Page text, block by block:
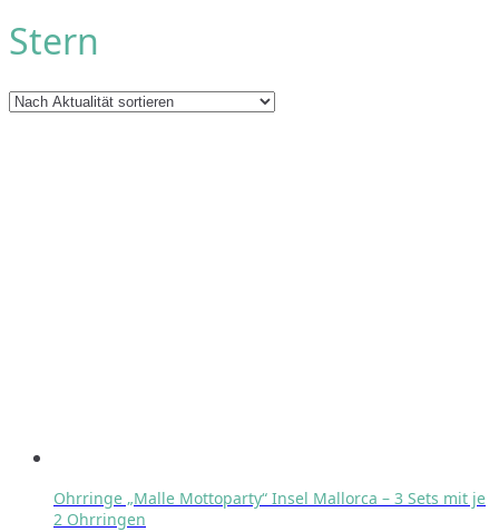
Stern
Ohrringe „Malle Mottoparty“ Insel Mallorca – 3 Sets mit je
2 Ohrringen